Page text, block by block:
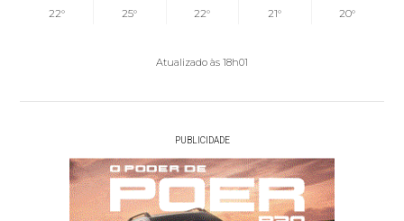
22°
25°
22°
21°
20°
Atualizado às 18h01
PUBLICIDADE